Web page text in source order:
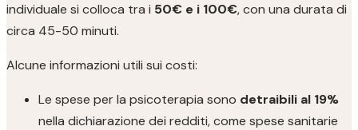
individuale si colloca tra i 50€ e i 100€, con una durata di
circa 45-50 minuti.
Alcune informazioni utili sui costi:
Le spese per la psicoterapia sono detraibili al 19%
nella dichiarazione dei redditi, come spese sanitarie